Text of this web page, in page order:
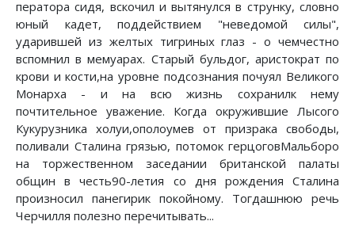
ператора сидя, вскочил и вытянулся в струнку, словно
юный кадет, поддействием "неведомой силы",
ударившей из желтых тигриных глаз - о чемчестно
вспомнил в мемуарах. Старый бульдог, аристократ по
крови и кости,на уровне подсознания почуял Великого
Монарха - и на всю жизнь сохранилк нему
почтительное уважение. Когда окружившие Лысого
Кукурузника холуи,ополоумев от призрака свободы,
поливали Сталина грязью, потомок герцоговМальборо
на торжественном заседании британской палаты
общин в честь90-летия со дня рождения Сталина
произносил панегирик покойному. Тогдашнюю речь
Черчилля полезно перечитывать...